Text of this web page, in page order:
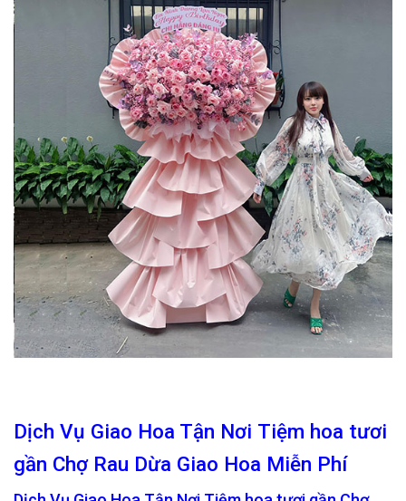
Dịch Vụ Giao Hoa Tận Nơi Tiệm hoa tươi
gần Chợ Rau Dừa Giao Hoa Miễn Phí